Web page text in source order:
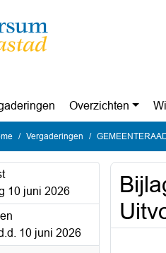
Overzichten
Vergaderingen
10 juni 2026
10 juni 2026